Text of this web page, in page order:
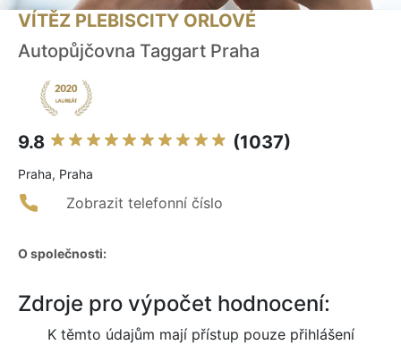
VÍTĚZ PLEBISCITY ORLOVÉ
Autopůjčovna Taggart Praha
9.8 (1037)
Praha, Praha
Zobrazit telefonní číslo
O společnosti:
Zdroje pro výpočet hodnocení:
K těmto údajům mají přístup pouze přihlášení